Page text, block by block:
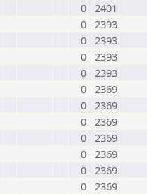
0 2401
0 2393
0 2393
0 2393
0 2393
0 2369
0 2369
0 2369
0 2369
0 2369
0 2369
0 2369